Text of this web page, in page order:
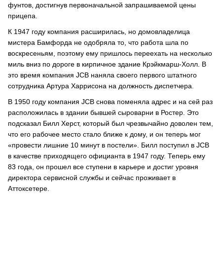
фунтов, достигнув первоначальной запрашиваемой цены
прицепа.
К 1947 году компания расширилась, но домовладелица
мистера Бамфорда не одобряла то, что работа шла по
воскресеньям, поэтому ему пришлось переехать на несколько
миль вниз по дороге в кирпичное здание Крэйкмарш-Холл. В
это время компания JCB наняла своего первого штатного
сотрудника Артура Харрисона на должность диспетчера.
В 1950 году компания JCB снова поменяла адрес и на сей раз
расположилась в здании бывшей сыроварни в Ростер. Это
подсказал Билл Херст, который был чрезвычайно доволен тем,
что его рабочее место стало ближе к дому, и он теперь мог
«провести лишние 10 минут в постели». Билл поступил в JCB
в качестве приходящего официанта в 1947 году. Теперь ему
83 года, он прошел все ступени в карьере и достиг уровня
директора сервисной службы и сейчас проживает в
Аттоксетере.